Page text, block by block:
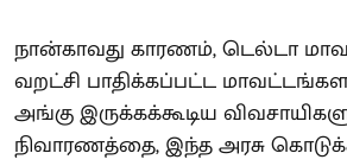
நான்காவது காரணம், டெல்டா
வறட்சி பாதிக்கப்பட்ட
அங்கு இருக்கக்கூடிய
நிவாரணத்தை, இந்த அரசு